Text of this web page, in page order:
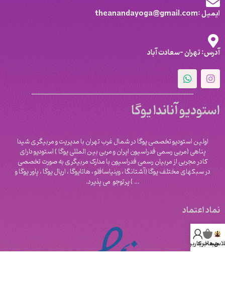
ایمیل :theanandayoga@gmail.com
آدرس: تهران -سعادت آباد
استودیو آناندا یوگا
اولین استودیو تخصصی یوگا در شمال غرب تهران با مدیریت و مربیگری شیدا
پناهی (مربی رسمی فدراسیون ایران و مربی بین المللی یوگا ) استودیو دارای
کادر مجربی از مربیان رسمی فدراسیون با مدارک مربیگری به صورت تخصصی
در سبکهای مختلف یوگا (آشتانگا ، وینیاسافلو ، هاتایوگا ، اریال یوگا ، پاور یوگا و
‌… ) پرتوجو می پذیرد.
نماد اعتماد
ها
سبد خرید
حساب کاربری من